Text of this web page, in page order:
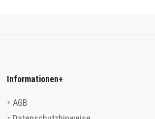
Informationen+
AGB